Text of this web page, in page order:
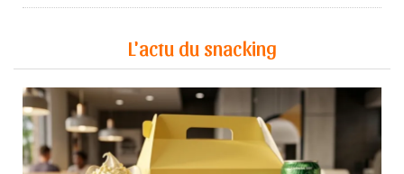
L'actu du snacking